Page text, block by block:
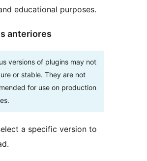
educational purposes.
anteriores
versions of plugins may not
or stable. They are not
for use on production
a specific version to